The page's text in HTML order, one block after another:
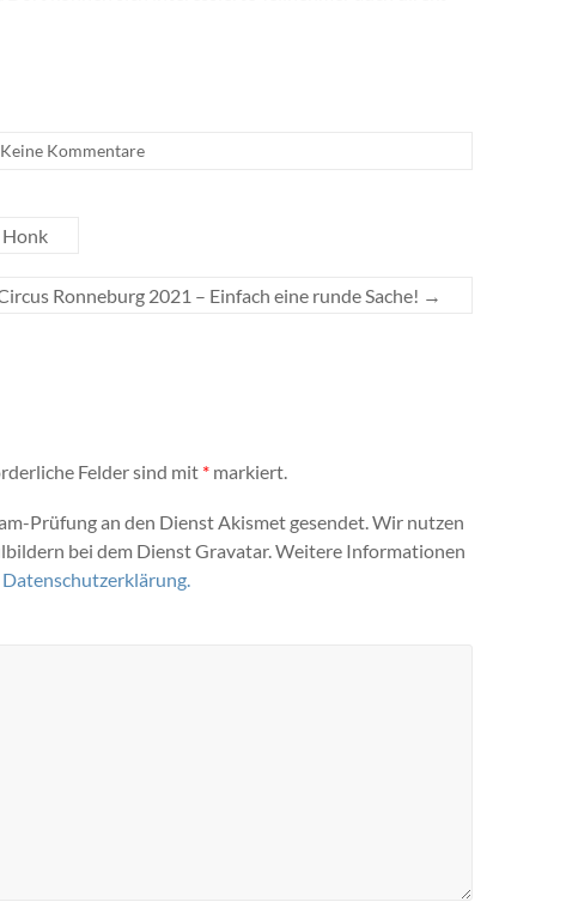
Keine Kommentare
Ronneburg 2021 – Einfach eine runde Sache! →
Felder sind mit * markiert.
Prüfung an den Dienst Akismet gesendet. Wir nutzen
bei dem Dienst Gravatar. Weitere Informationen
Datenschutzerklärung.